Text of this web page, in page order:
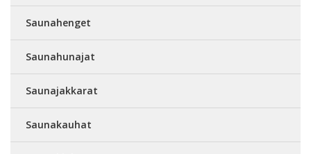
Saunahenget
Saunahunajat
Saunajakkarat
Saunakauhat